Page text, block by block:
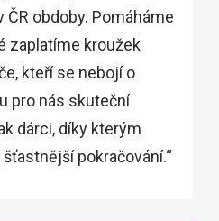
obdoby. Pomáháme
zaplatíme kroužek
kteří se nebojí o
pro nás skuteční
dárci, díky kterým
pokračování.“